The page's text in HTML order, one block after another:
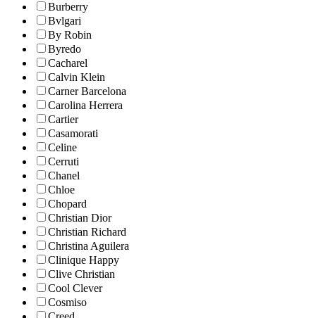
Burberry
Bvlgari
By Robin
Byredo
Cacharel
Calvin Klein
Carner Barcelona
Carolina Herrera
Cartier
Casamorati
Celine
Cerruti
Chanel
Chloe
Chopard
Christian Dior
Christian Richard
Christina Aguilera
Clinique Happy
Clive Christian
Cool Clever
Cosmiso